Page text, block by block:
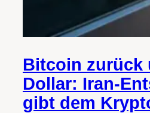
Bitcoin zurück
Dollar: Iran-
gibt dem